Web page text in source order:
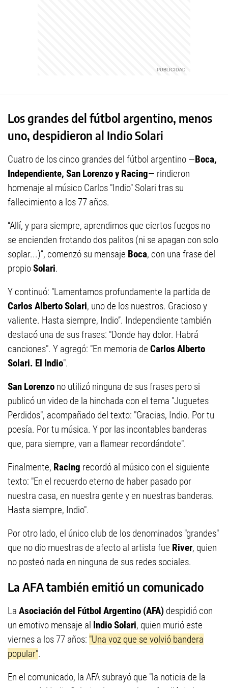
Los grandes del fútbol argentino, menos
uno, despidieron al Indio Solari
Cuatro de los cinco grandes del fútbol argentino —Boca,
Independiente, San Lorenzo y Racing— rindieron
homenaje al músico Carlos "Indio" Solari tras su
fallecimiento a los 77 años.
“Allí, y para siempre, aprendimos que ciertos fuegos no
se encienden frotando dos palitos (ni se apagan con solo
soplar...)”, comenzó su mensaje Boca, con una frase del
propioSolari.
Y continuó: “Lamentamos profundamente la partida de
Carlos Alberto Solari, uno de los nuestros. Gracioso y
valiente. Hasta siempre, Indio”. Independiente también
destacó una de sus frases: "Donde hay dolor. Habrá
canciones". Y agregó: "En memoria de Carlos Alberto
Solari. El Indio".
San Lorenzo no utilizó ninguna de sus frases pero si
publicó un video de la hinchada con el tema "Juguetes
Perdidos", acompañado del texto: "Gracias, Indio. Por tu
poesía. Por tu música. Y por las incontables banderas
que, para siempre, van a flamear recordándote".
Finalmente, Racing recordó al músico con el siguiente
texto: "En el recuerdo eterno de haber pasado por
nuestra casa, en nuestra gente y en nuestras banderas.
Hasta siempre, Indio".
Por otro lado, el único club de los denominados "grandes"
que no dio muestras de afecto al artista fue River, quien
no posteó nada en ninguna de sus redes sociales.
La AFA también emitió un comunicado
La Asociación del Fútbol Argentino (AFA) despidió con
un emotivo mensaje al Indio Solari, quien murió este
viernes a los 77 años: "Una voz que se volvió bandera
popular".
En el comunicado, la AFA subrayó que "la noticia de la